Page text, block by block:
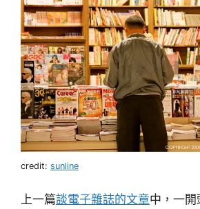
credit: sunline
上一篇談電子雜誌的文章中，一